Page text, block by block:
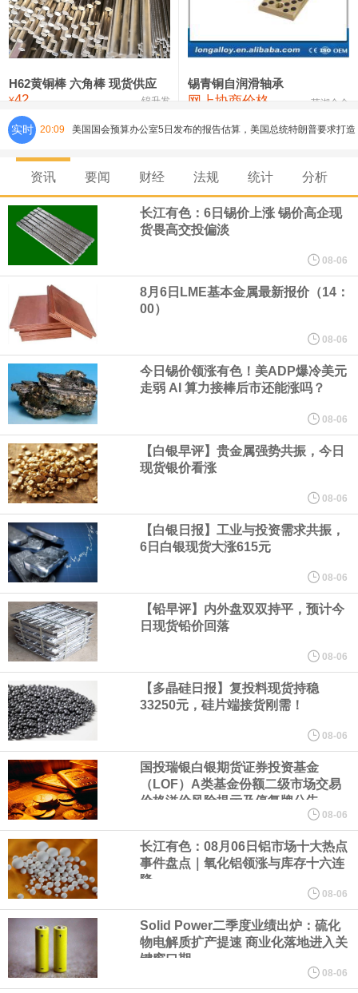
铸造铝合金锭(ZLD104) 24,100—24,300 24,200
压铸锌合金锭 26,250—26,450
氯化镍 38,300—40,300 39,300 0
H62黄铜棒 六角棒 现货供应
¥42 锦升发
锡青铜自润滑轴承
网上协商价格 芜湖合金
实时 20:09 美国国会预算办公室5日发布的报告估算，美国总统特朗普要求打造
的海军全新核动力“黄金舰队”可能需要在今后数十年间支出约2750
亿美元。其中，首艘“特朗普级”战列舰“无畏”号预估造价比原来至少
高50%。
芝加哥期权交易所全球市场公司（CBOE GLOBAL MARKETS
INC）：CBOE 欧洲清算所将于 8 月 24 日起，将证券融资交易清算
业务拓展至固定收益品类。
周四，亚洲科技股下跌，跟随隔夜交易中回调的美国同行，凸显了
全球科技股波动性的加剧。 日本市场中，软银股价收盘下跌4.4%，
芯片设备制造商东京电子股价下跌近6%，日本存储芯片制造商铠侠
股价下跌超过10%。
WPP股价料创1992年以来最大单日涨幅，上涨25%至11个月高位。
谷歌规划的印度数据中心枢纽建设工作正在如火如荼推进，项目所
在地上方的山坡已经被开挖，露出赤红土层，并修出层层台地。但
环保人士的反对声浪持续高涨，给这家美国科技巨头总规模 150 亿
美元的项目制造重重阻碍
欧股开盘涨跌不一，德国DAX指数跌0.29%，英国富时100指数涨
0.08%，法国CAC40指数涨0.03%，欧洲斯托克50指数跌0.15%，
意大利富时MIB指数跌0.18%。
LME伦镍日内跌超3.00%，现报16574.100美元/吨。
瑞士7月季调后失业率 3.1%，预期 3.1%，前值 3.1%。瑞士7月未
季调失业率 3%，预期 3%，前值 2.9%。
资讯 要闻 财经 法规 统计 分析
长江有色：6日锡价上涨 锡价高企现
货畏高交投偏淡
08-06
8月6日LME基本金属最新报价（14：
00）
08-06
今日锡价领涨有色！美ADP爆冷美元
走弱 AI 算力接棒后市还能涨吗？
08-06
【白银早评】贵金属强势共振，今日
现货银价看涨
08-06
【白银日报】工业与投资需求共振，
6日白银现货大涨615元
08-06
【铅早评】内外盘双双持平，预计今
日现货铅价回落
08-06
【多晶硅日报】复投料现货持稳
33250元，硅片端接货刚需！
08-06
国投瑞银白银期货证券投资基金
（LOF）A类基金份额二级市场交易
价格溢价风险提示及停复牌公告
08-06
长江有色：08月06日铝市场十大热点
事件盘点｜氧化铝领涨与库存十六连
降
08-06
Solid Power二季度业绩出炉：硫化
物电解质扩产提速 商业化落地进入关
键窗口期
08-06